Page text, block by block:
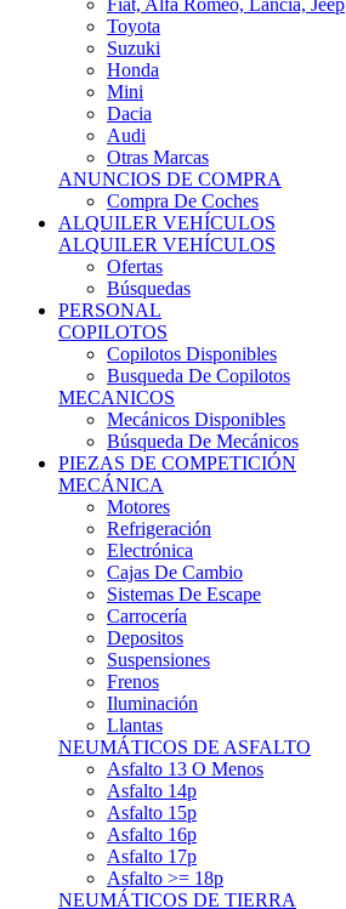
Fiat, Alfa Romeo, Lancia, Jeep
Toyota
Suzuki
Honda
Mini
Dacia
Audi
Otras Marcas
ANUNCIOS DE COMPRA
Compra De Coches
ALQUILER VEHÍCULOS
ALQUILER VEHÍCULOS
Ofertas
Búsquedas
PERSONAL
COPILOTOS
Copilotos Disponibles
Busqueda De Copilotos
MECANICOS
Mecánicos Disponibles
Búsqueda De Mecánicos
PIEZAS DE COMPETICIÓN
MECÁNICA
Motores
Refrigeración
Electrónica
Cajas De Cambio
Sistemas De Escape
Carrocería
Depositos
Suspensiones
Frenos
Iluminación
Llantas
NEUMÁTICOS DE ASFALTO
Asfalto 13 O Menos
Asfalto 14p
Asfalto 15p
Asfalto 16p
Asfalto 17p
Asfalto >= 18p
NEUMÁTICOS DE TIERRA